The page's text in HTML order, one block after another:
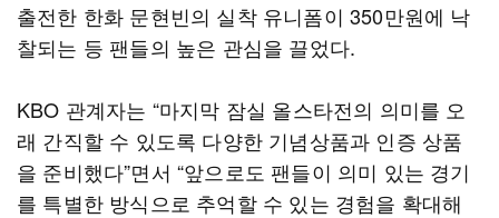
출전한 한화 문현빈의 실착 유니폼이 350만원에 낙
찰되는 등 팬들의 높은 관심을 끌었다.
KBO 관계자는 “마지막 잠실 올스타전의 의미를 오
래 간직할 수 있도록 다양한 기념상품과 인증 상품
을 준비했다”면서 “앞으로도 팬들이 의미 있는 경기
를 특별한 방식으로 추억할 수 있는 경험을 확대해